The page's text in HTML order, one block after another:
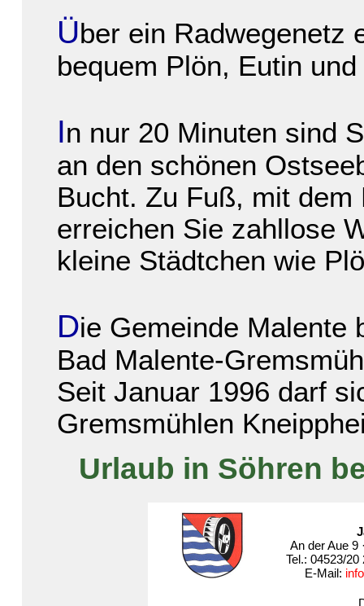
Über ein Radwegenetz
bequem Plön, Eutin
In nur 20 Minuten sind
an den schönen
Bucht. Zu Fuß, mit dem
erreichen Sie zahllose
kleine Städtchen wie
Die Gemeinde Malente
Bad Malente-
Seit Januar 1996 darf
Gremsmühlen
Urlaub in Söhren
An der Aue 9
Tel.: 04523/20
E-Mail: